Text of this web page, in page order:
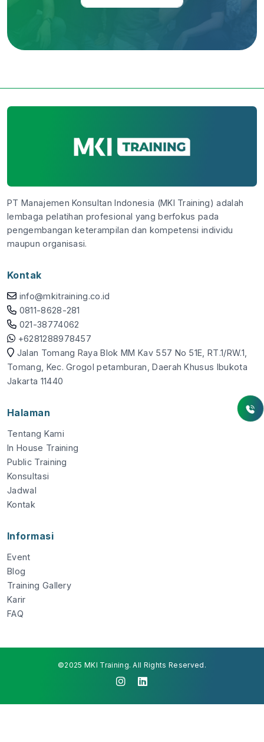
PT Manajemen Konsultan Indonesia (MKI Training) adalah
lembaga pelatihan profesional yang berfokus pada
pengembangan keterampilan dan kompetensi individu
maupun organisasi.
Kontak
info@mkitraining.co.id
0811-8628-281
021-38774062
+6281288978457
Jalan Tomang Raya Blok MM Kav 557 No 51E, RT.1/RW.1,
Tomang, Kec. Grogol petamburan, Daerah Khusus Ibukota
Jakarta 11440
Halaman
Tentang Kami
In House Training
Public Training
Konsultasi
Jadwal
Kontak
Informasi
Event
Blog
Training Gallery
Karir
FAQ
©2025 MKI Training. All Rights Reserved.